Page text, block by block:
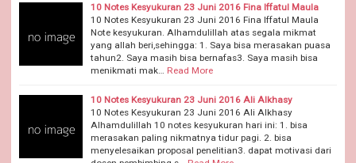
10 Notes Kesyukuran 23 Juni 2016 Fina Iffatul Maula
10 Notes Kesyukuran 23 Juni 2016 Fina Iffatul Maula
Note kesyukuran. Alhamdulillah atas segala mikmat
yang allah beri,sehingga: 1. Saya bisa merasakan puasa
tahun2. Saya masih bisa bernafas3. Saya masih bisa
menikmati mak… Read More
10 Notes Kesyukuran 23 Juni 2016 Ali Alkhasy
10 Notes Kesyukuran 23 Juni 2016 Ali Alkhasy
Alhamdulillah 10 notes kesyukuran hari ini: 1. bisa
merasakan paling nikmatnya tidur pagi. 2. bisa
menyelesaikan proposal penelitian3. dapat motivasi dari